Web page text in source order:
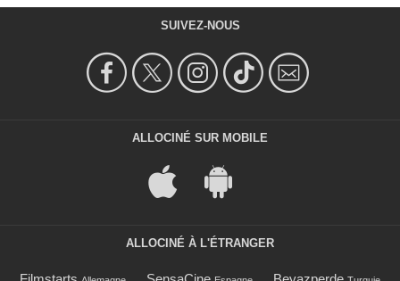
SUIVEZ-NOUS
ALLOCINÉ SUR MOBILE
ALLOCINÉ À L'ÉTRANGER